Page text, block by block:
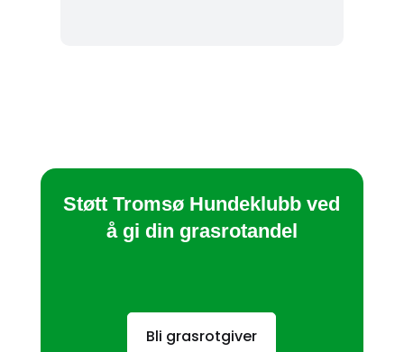
Støtt Tromsø Hundeklubb ved
å gi din grasrotandel
Bli grasrotgiver